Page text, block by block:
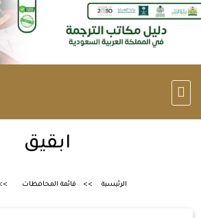
ابقيق
الرئيسية قائمة المحافظات